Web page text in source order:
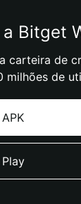
Bitget
carteira de
milhões de